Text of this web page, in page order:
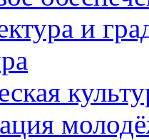
и